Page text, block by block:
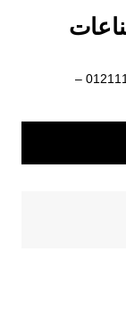
رائد الصناعات الهندسية 01211116954 – 01211116956 –